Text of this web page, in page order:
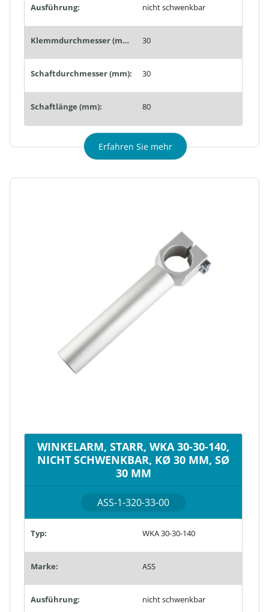
Ausführung: nicht schwenkbar
Klemmdurchmesser (mm): 30
Schaftdurchmesser (mm): 30
Schaftlänge (mm): 80
Erfahren Sie mehr
WINKELARM, STARR, WKA 30-30-140,
NICHT SCHWENKBAR, KØ 30 MM, SØ
30 MM
ASS-1-320-33-00
Typ: WKA 30-30-140
Marke: ASS
Ausführung: nicht schwenkbar